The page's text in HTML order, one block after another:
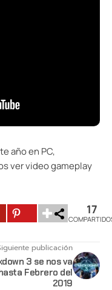
año en PC,
ver video gameplay
17
publicación
3 se nos va
Febrero del
2019